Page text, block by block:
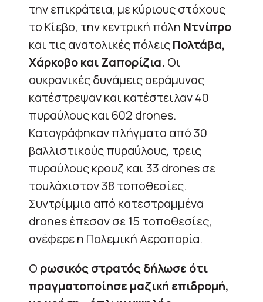
την επικράτεια, με κύριους στόχους
το Κίεβο, την κεντρική πόλη Ντνίπρο
και τις ανατολικές πόλειςΠολτάβα,
Χάρκοβο και Ζαπορίζια. Οι
ουκρανικές δυνάμεις αεράμυνας
κατέστρεψαν και κατέστειλαν 40
πυραύλους και 602 drones.
Καταγράφηκαν πλήγματα από 30
βαλλιστικούς πυραύλους, τρεις
πυραύλους κρουζ και 33 drones σε
τουλάχιστον 38 τοποθεσίες.
Συντρίμμια από κατεστραμμένα
drones έπεσαν σε 15 τοποθεσίες,
ανέφερε η Πολεμική Αεροπορία.
Ο ρωσικός στρατός δήλωσε ότι
πραγματοποίησε μαζική επιδρομή,